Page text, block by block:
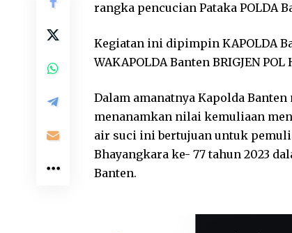
rangka pencucian Pataka POLDA
Kegiatan ini dipimpin KAPOLDA
WAKAPOLDA Banten BRIGJEN
Dalam amanatnya Kapolda
menanamkan nilai kemuliaan
air suci ini bertujuan untuk
Bhayangkara ke- 77 tahun 2023
Banten.